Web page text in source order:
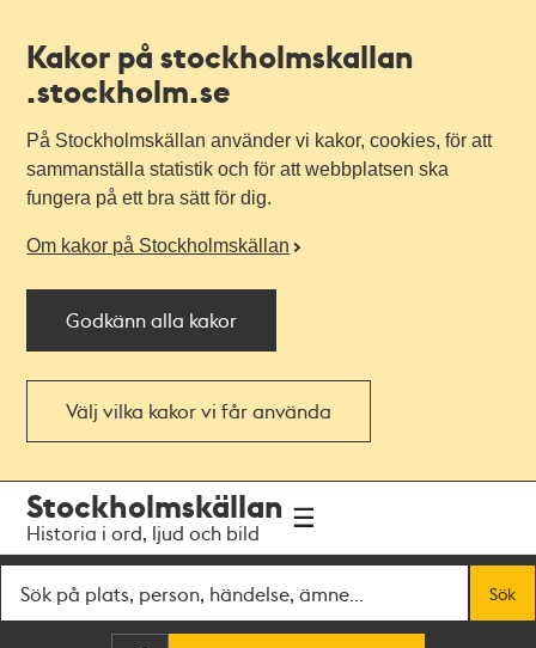
Kakor på stockholmskallan
.stockholm.se
På Stockholmskällan använder vi kakor, cookies, för att
sammanställa statistik och för att webbplatsen ska
fungera på ett bra sätt för dig.
Om kakor på Stockholmskällan
Godkänn alla kakor
Välj vilka kakor vi får använda
navigationen
huvudinnehållet
Stockholmskällan
Historia i ord, ljud och bild
Sök